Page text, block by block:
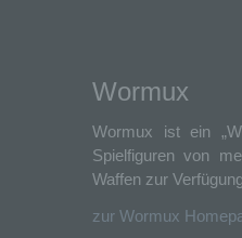
Wormux
Wormux ist ein
Spielfiguren von
Waffen zur
zur Wormux